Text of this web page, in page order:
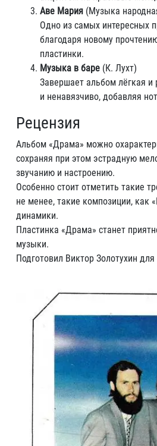
Аве Мария (Музыка
Одно из самых интересных
благодаря новому
пластинки.
Музыка в баре (К. Лухт)
Завершает альбом лёгкая и
и ненавязчиво, добавляя
Рецензия
Альбом «Драма» можно
сохраняя при этом эстрадную
звучанию и настроению.
Особенно стоит отметить такие
не менее, такие композиции, как
динамики.
Пластинка «Драма» станет
музыки.
Подготовил Виктор Золотухин